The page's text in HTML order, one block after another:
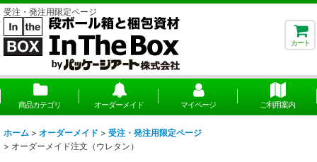
受注・発注用限定ページ
カート
商品カテゴリ オーダーメイド マイページ ご利用案内
ホーム > オーダーメイド > 受注・発注用限定ページ
> オーダーメイド注文（ウレタン）